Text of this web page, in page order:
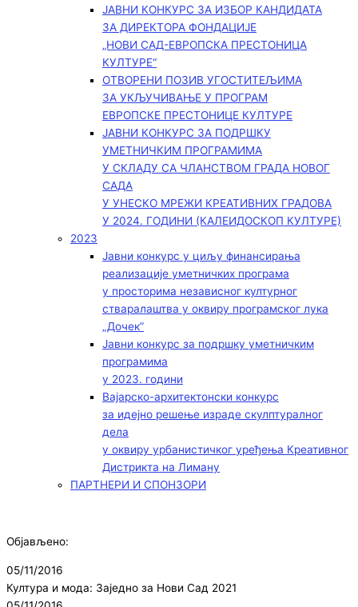
ЈАВНИ КОНКУРС ЗА ИЗБОР КАНДИДАТА
ЗА ДИРЕКТОРА ФОНДАЦИЈЕ
„НОВИ САД-ЕВРОПСКА ПРЕСТОНИЦА
КУЛТУРЕ“
ОТВОРЕНИ ПОЗИВ УГОСТИТЕЉИМА
ЗА УКЉУЧИВАЊЕ У ПРОГРАМ
ЕВРОПСКЕ ПРЕСТОНИЦЕ КУЛТУРЕ
ЈАВНИ КОНКУРС ЗА ПОДРШКУ
УМЕТНИЧКИМ ПРОГРАМИМА
У СКЛАДУ СА ЧЛАНСТВОМ ГРАДА НОВОГ
САДА
У УНЕСКО МРЕЖИ КРЕАТИВНИХ ГРАДОВА
У 2024. ГОДИНИ (КАЛЕИДОСКОП КУЛТУРЕ)
2023
Јавни конкурс у циљу финансирања
реализације уметничких програма
у просторима независног културног
стваралаштва у оквиру програмског лука
„Дочек”
Јавни конкурс за подршку уметничким
програмима
у 2023. години
Вајарско-архитектонски конкурс
за идејно решење израде скулптуралног
дела
у оквиру урбанистичког уређења Креативног
Дистрикта на Лиману
ПАРТНЕРИ И СПОНЗОРИ
Објављено:
05/11/2016
Култура и мода: Заједно за Нови Сад 2021